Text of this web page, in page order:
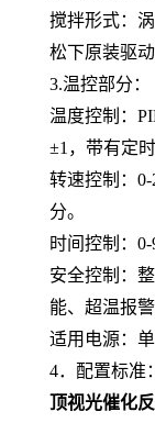
搅拌形式：
松下原装驱动
3.温控部分 ：
温度控制：
±1 ， 带有定时
转速控制： 0-
分。
时间控制： 0-
安全控制：
能、超温报
适用电源：
4．配置标准 ：
顶视光催化